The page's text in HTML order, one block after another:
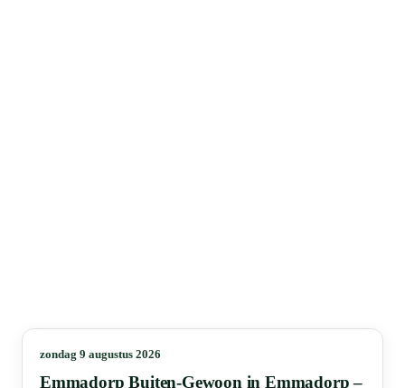
zondag 9 augustus 2026
Emmadorp Buiten-Gewoon in Emmadorp –